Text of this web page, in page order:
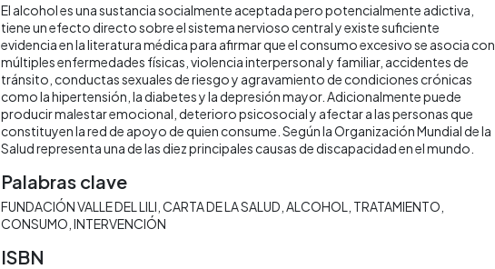
El alcohol es una sustancia socialmente aceptada pero potencialmente adictiva,
tiene un efecto directo sobre el sistema nervioso central y existe suficiente
evidencia en la literatura médica para afirmar que el consumo excesivo se asocia con
múltiples enfermedades físicas, violencia interpersonal y familiar, accidentes de
tránsito, conductas sexuales de riesgo y agravamiento de condiciones crónicas
como la hipertensión, la diabetes y la depresión mayor. Adicionalmente puede
producir malestar emocional, deterioro psicosocial y afectar a las personas que
constituyen la red de apoyo de quien consume. Según la Organización Mundial de la
Salud representa una de las diez principales causas de discapacidad en el mundo.
Palabras clave
FUNDACIÓN VALLE DEL LILI CARTA DE LA SALUD ALCOHOL
TRATAMIENTO
CONSUMO INTERVENCIÓN
ISBN